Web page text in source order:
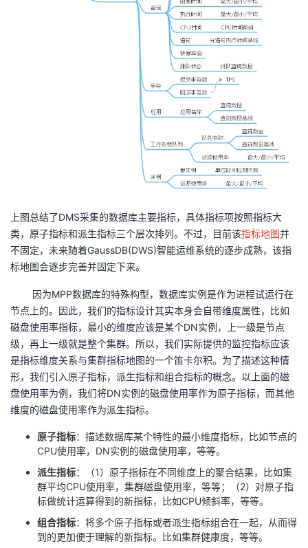
上图总结了DMS采集的数据库主要指标，具体指标项按照指标大
类，原子指标和派生指标三个层次排列。不过，目前该指标地图并
不固定，未来随着GaussDB(DWS)智能运维系统的逐步成熟，该指
标地图会逐步完善并固定下来。
因为MPP数据库的特殊构型，数据库实例是作为进程试运行在
节点上的。因此，我们的指标设计其实本身会自带维度属性，比如
磁盘使用率指标，最小的维度应该是某个DN实例，上一级是节点
级，再上一级就是整个集群。所以，我们实际提供的监控指标应该
是指标维度关系与集群指标地图的一个笛卡尔积。为了描述这种情
形，我们引入原子指标，派生指标和组合指标的概念。以上面的磁
盘使用率为例，我们将DN实例的磁盘使用率作为原子指标，而其他
维度的磁盘使用率作为派生指标。
原子指标：描述数据库某个特性的最小维度指标，比如节点的
CPU使用率，DN实例的磁盘使用率，等等。
派生指标：（1）原子指标在不同维度上的聚合结果，比如集
群平均CPU使用率，集群磁盘使用率，等等；（2）对原子指
标做统计运算得到的新指标，比如CPU倾斜率，等等。
组合指标：将多个原子指标或者派生指标组合在一起，从而得
到的更加便于理解的新指标。比如集群健康度，等等。